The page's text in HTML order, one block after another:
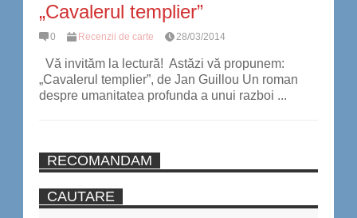
„Cavalerul templier”
0 Recenzii de carte 28/03/2014
Vă invităm la lectură! Astăzi vă propunem:
„Cavalerul templier”, de Jan Guillou Un roman
despre umanitatea profunda a unui razboi ...
RECOMANDAM
CAUTARE